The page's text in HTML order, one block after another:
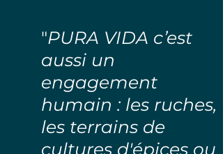
"PURA VIDA c’est
aussi un
engagement
humain : les ruches,
les terrains de
cultures d'épices ou